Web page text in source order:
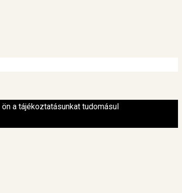
a tájékoztatásunkat tudomásul